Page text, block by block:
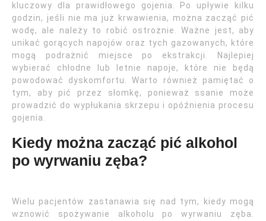
kluczowy dla prawidłowego gojenia. Po upływie kilku
godzin, jeśli nie ma już krwawienia, można zacząć pić
wodę, ale należy to robić ostrożnie. Ważne jest, aby
unikać gorących napojów oraz tych gazowanych, które
mogą podrażnić miejsce po ekstrakcji. Najlepiej
wybierać chłodne lub letnie napoje, które nie będą
powodować dyskomfortu. Warto również pamiętać o
tym, aby pić przez słomkę, ponieważ ssanie może
prowadzić do wypłukania skrzepu i opóźnienia procesu
gojenia.
Kiedy można zacząć pić alkohol
po wyrwaniu zęba?
Wielu pacjentów zastanawia się nad tym, kiedy mogą
wznowić spożywanie alkoholu po wyrwaniu zęba.